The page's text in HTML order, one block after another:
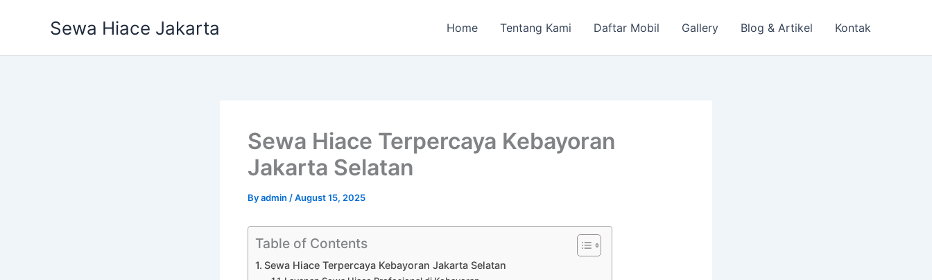
Sewa Hiace Jakarta Home Tentang Kami Daftar Mobil Gallery Blog & Artikel Kontak
Sewa Hiace Terpercaya Kebayoran
Jakarta Selatan
Byadmin /August 15, 2025
Table of Contents
Sewa Hiace Terpercaya Kebayoran Jakarta Selatan